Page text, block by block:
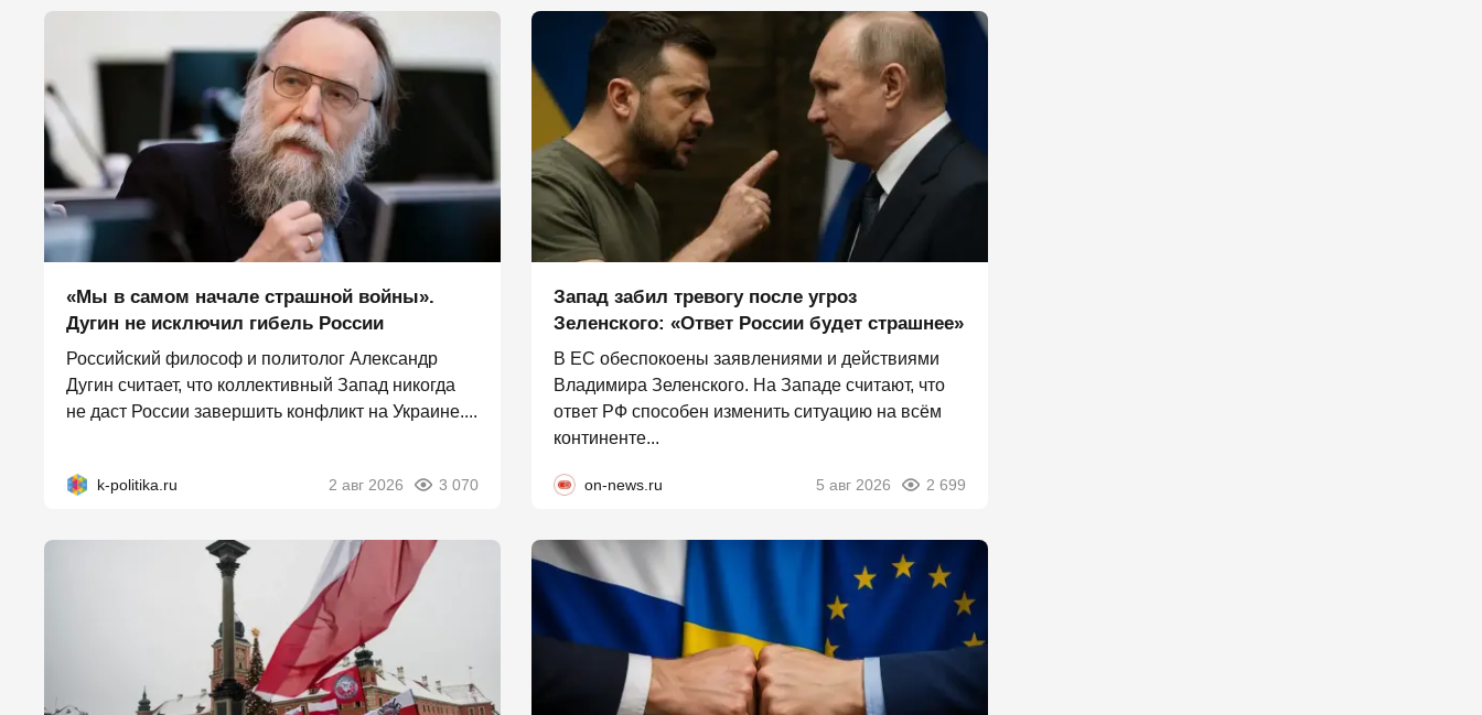
«Мы в самом начале страшной войны».
Дугин не исключил гибель России
Российский философ и политолог Александр
Дугин считает, что коллективный Запад никогда
не даст России завершить конфликт на Украине....
k-politika.ru 2 авг 2026 3 070
Запад забил тревогу после угроз
Зеленского: «Ответ России будет страшнее»
В ЕС обеспокоены заявлениями и действиями
Владимира Зеленского. На Западе считают, что
ответ РФ способен изменить ситуацию на всём
континенте...
on-news.ru 5 авг 2026 2 699